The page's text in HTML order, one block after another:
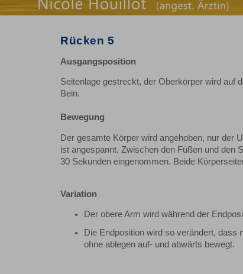
Rücken 5
Ausgangsposition
Seitenlage gestreckt, der Oberkörper wird auf
Bein.
Bewegung
Der gesamte Körper wird angehoben, nur der
ist angespannt. Zwischen den Füßen und den
30 Sekunden eingenommen. Beide
Variation
Der obere Arm wird während der
Die Endposition wird so verändert, dass
ohne ablegen auf- und abwärts bewegt.